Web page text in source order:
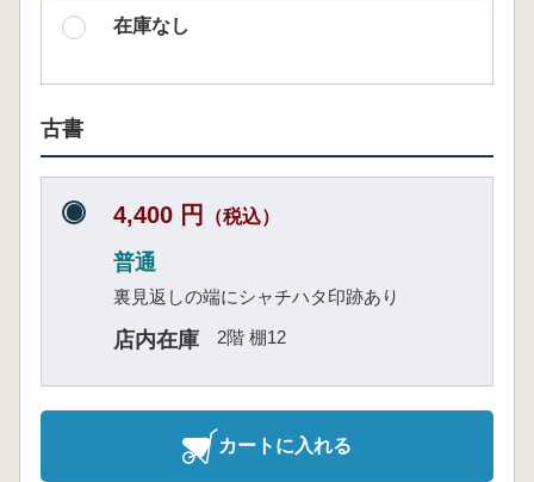
在庫なし
古書
4,400 円 （税込）
普通
裏見返しの端にシャチハタ印跡あり
店内在庫 2階 棚12
カートに入れる